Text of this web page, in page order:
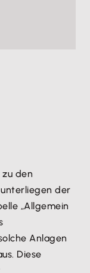
den
der
„Allgemein
Anlagen
Diese